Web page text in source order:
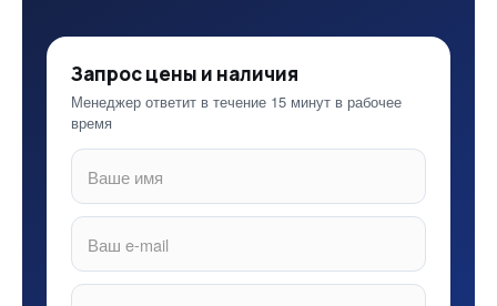
Запрос цены и наличия
Менеджер ответит в течение 15 минут в рабочее
время